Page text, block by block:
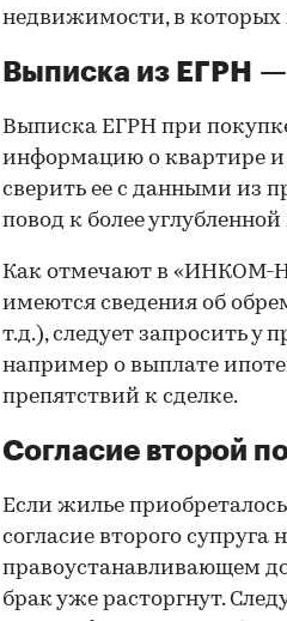
недвижимости, в которых
Выписка из ЕГРН —
Выписка ЕГРН при
информацию о квартире и
сверить ее с данными из
повод к более
Как отмечают в «ИНКОМ-
имеются сведения об
т.д.), следует запросить у
например о выплате
препятствий к сделке.
Согласие второй
Если жилье
согласие второго
правоустанавливающем
брак уже расторгнут.